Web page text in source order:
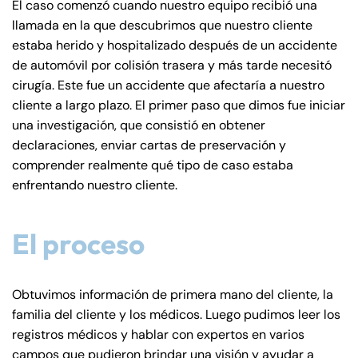
El caso comenzó cuando nuestro equipo recibió una
llamada en la que descubrimos que nuestro cliente
estaba herido y hospitalizado después de un accidente
de automóvil por colisión trasera y más tarde necesitó
cirugía. Este fue un accidente que afectaría a nuestro
cliente a largo plazo. El primer paso que dimos fue iniciar
una investigación, que consistió en obtener
declaraciones, enviar cartas de preservación y
comprender realmente qué tipo de caso estaba
enfrentando nuestro cliente.
El proceso
Obtuvimos información de primera mano del cliente, la
familia del cliente y los médicos. Luego pudimos leer los
registros médicos y hablar con expertos en varios
campos que pudieron brindar una visión y ayudar a